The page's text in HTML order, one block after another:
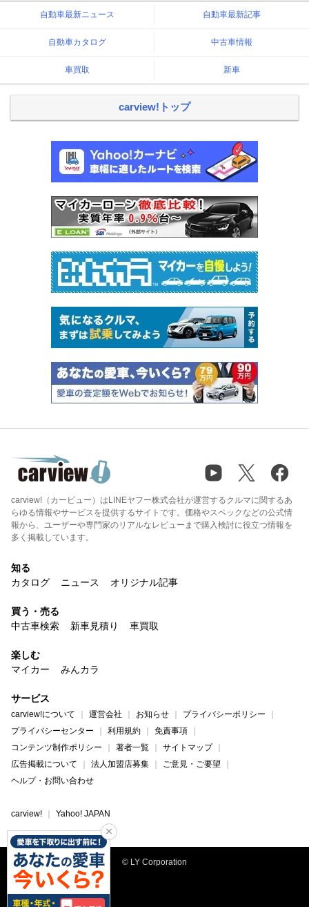
自動車最新ニュース 自動車最新記事
自動車カタログ 中古車情報
車買取 新車
carview!トップ
carview!（カービュー）はLINEヤフー株式会社が運営するクルマに関するあ
らゆる情報やサービスを提供するサイトです。価格やスペックなどの公式情
報から、ユーザーや専門家のリアルなレビューまで購入検討に役立つ情報を
多く掲載しています。
知る
カタログ
ニュース オリジナル記事
買う・売る
中古車検索
新車見積り 車買取
楽しむ
マイカー
みんカラ
サービス
carview!について 運営会社 お知らせ
プライバシーポリシー
プライバシーセンター
利用規約
免責事項
コンテンツ制作ポリシー
著者一覧
サイトマップ
広告掲載について
法人加盟店募集
ご意見・ご要望
ヘルプ・お問い合わせ
carview! Yahoo! JAPAN
© LY Corporation